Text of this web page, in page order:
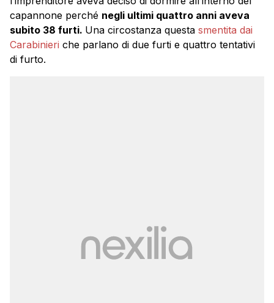
capannone perché negli ultimi quattro anni aveva
subito 38 furti. Una circostanza questa smentita dai
Carabinieri che parlano di due furti e quattro tentativi
di furto.